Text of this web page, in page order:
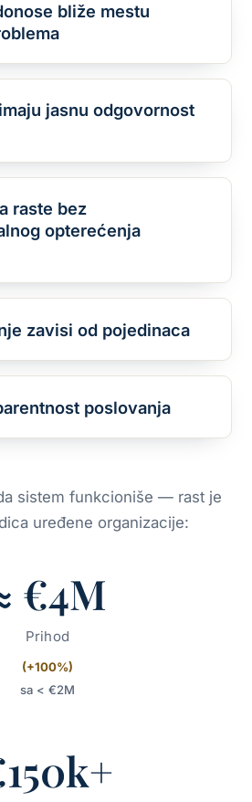
bliže mestu
jasnu odgovornost
raste bez
opterećenja
zavisi od pojedinaca
poslovanja
sistem funkcioniše — rast je
uređene organizacije:
€4M
Prihod
(+100%)
sa < €2M